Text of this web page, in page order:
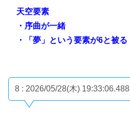
天空要素
・序曲が一緒
・「夢」という要素が6と被る
8 : 2026/05/28(木) 19:33:06.488